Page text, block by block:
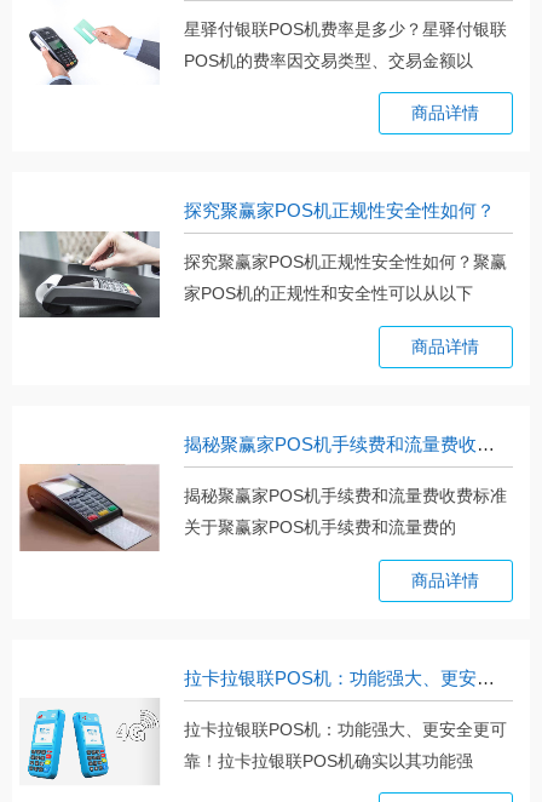
星驿付银联POS机费率是多少？星驿付银联
POS机的费率因交易类型、交易金额以
商品详情
探究聚赢家POS机正规性安全性如何？
探究聚赢家POS机正规性安全性如何？聚赢
家POS机的正规性和安全性可以从以下
商品详情
揭秘聚赢家POS机手续费和流量费收费标准
揭秘聚赢家POS机手续费和流量费收费标准
关于聚赢家POS机手续费和流量费的
商品详情
拉卡拉银联POS机：功能强大、更安全更可靠！
拉卡拉银联POS机：功能强大、更安全更可
靠！拉卡拉银联POS机确实以其功能强